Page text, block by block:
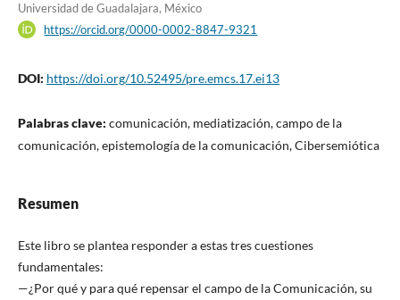
Universidad de Guadalajara, México
https://orcid.org/0000-0002-8847-9321
DOI: https://doi.org/10.52495/pre.emcs.17.ei13
Palabras clave: comunicación, mediatización, campo de la
comunicación, epistemología de la comunicación, Cibersemiótica
Resumen
Este libro se plantea responder a estas tres cuestiones
fundamentales:
—¿Por qué y para qué repensar el campo de la Comunicación, su